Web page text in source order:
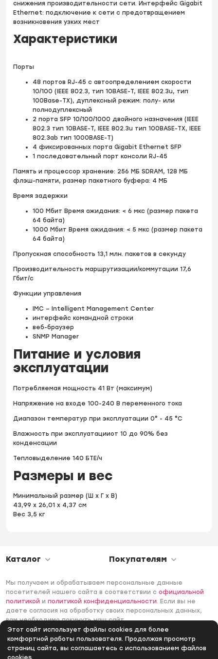
Этот сайт использует файлы cookies для более
комфортной работы пользователя. Продолжая просмотр
страниц сайта, вы соглашаетесь с использованием файлов
cookies.
снижения производительности сети. Интерфейс Gigabit
Ethernet: подключение к сети с предотвращением
возникновения узких мест
Характеристики
Порты
48 портов RJ-45 с автоопределением скорости
10/100 (IEEE 802.3, тип 10BASE-T, IEEE 802.3u, тип
100Base-TХ), дуплексный режим: полу- или
полнодуплексный
2 порта SFP 10/100/1000 двойного назначения (IEEE
802.3 тип 10BASE-T, IEEE 802.3u тип 100BASE-TX, IEEE
802.3ab тип 1000BASE-T)
4 фиксированных порта Gigabit Ethernet SFP
1 последовательный порт консоли RJ-45
Память и процессор хранение: 256 МБ SDRAM, 128 МБ
флэш-памяти, размер пакетного буфера: 4 МБ
Время задержки
100 Мбит Время ожидания: < 6 мкс (размер пакета
64 байта)
1000 Мбит Время ожидания: < 5 мкс (размер пакета
64 байта)
Пропускная способность 13,1 млн. пакетов в секунду
Производительность маршрутизации/коммутации 17,6
Гбит/с
Функции управления
IMC – Intelligent Management Center
интерфейс командной строки
веб-браузер
SNMP Manager
Питание и условия
эксплуатации
Потребляемая мощность 41 Вт (максимум)
Напряжение на входе 100-240 В переменного тока
Диапазон температур при эксплуатации 0° - 45 °C
Влажность при эксплуатацииот 10 до 90% без
конденсации
Тепловыделение 140 БТЕ/ч
Размеры и вес
Минимальный размер (Ш x Г x В)
43,99 x 26,01 x 4,37 см
Вес 3,5 кг
Каталог Покупателям
Мы получаем и обрабатываем персональные данные
посетителей нашего сайта в соответствии софициальной
политикой иполитикой конфиденциальности. Если вы не
даете согласия на обработку своих персональных данных,
вам необходимо покинуть наш сайт.
© 2006 -2026 Интернет-магазин Лантек. Все права
защищены.